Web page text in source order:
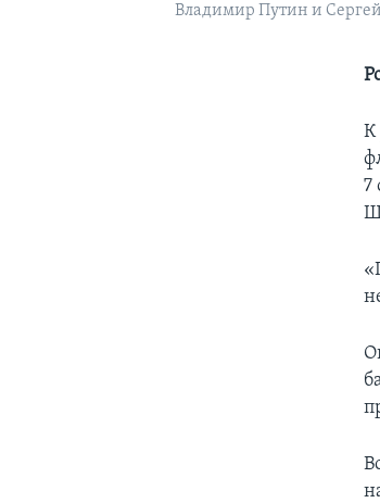
Владимир Путин и
К
7